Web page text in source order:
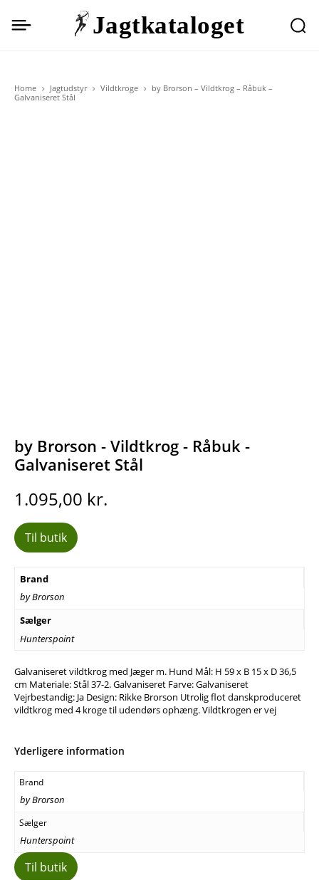
Jagtkataloget
Home Jagtudstyr Vildtkroge
by Brorson – Vildtkrog – Råbuk –
Galvaniseret Stål
by Brorson - Vildtkrog - Råbuk -
Galvaniseret Stål
1.095,00 kr.
Til butik
Brand
by Brorson
Sælger
Hunterspoint
Galvaniseret vildtkrog med Jæger m. Hund Mål: H 59 x B 15 x D 36,5
cm Materiale: Stål 37-2. Galvaniseret Farve: Galvaniseret
Vejrbestandig: Ja Design: Rikke Brorson Utrolig flot danskproduceret
vildtkrog med 4 kroge til udendørs ophæng. Vildtkrogen er vej
Yderligere information
Brand
by Brorson
Sælger
Hunterspoint
Til butik